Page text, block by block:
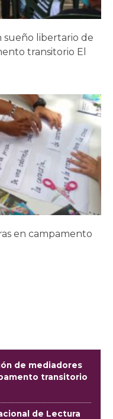
libertario de
transitorio El
en campamento
de mediadores
transitorio
de Lectura